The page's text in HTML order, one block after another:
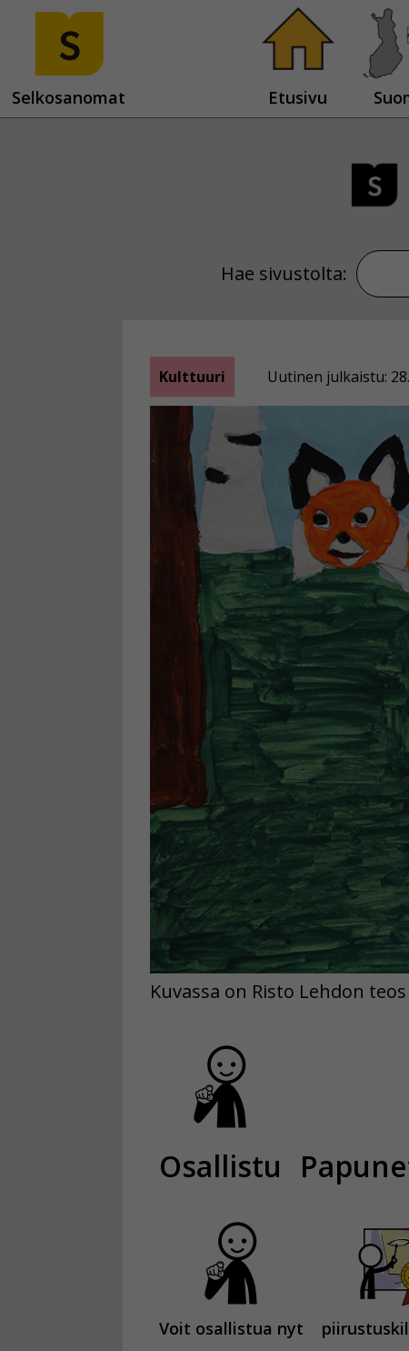
Selkosanomat Etusivu
Hae sivustolta:
Kulttuuri
Uutinen julkaistu:
Osallistu
Kuvassa on Risto Lehdon
Voit osallistua nyt